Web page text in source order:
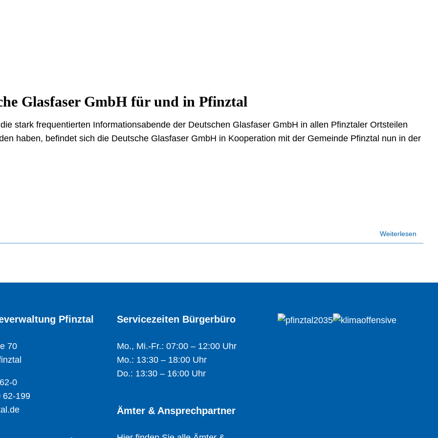
Glasfaser GmbH für und in Pfinztal
stark frequentierten Informationsabende der Deutschen Glasfaser GmbH in allen Pfinztaler Ortsteilen
haben, befindet sich die Deutsche Glasfaser GmbH in Kooperation mit der Gemeinde Pfinztal nun in der
Weiterlesen
Pfinztal
70
0
62-199
Servicezeiten Bürgerbüro
Mo., Mi.-Fr.: 07:00 – 12:00 Uhr
Mo.: 13:30 – 18:00 Uhr
Do.: 13:30 – 16:00 Uhr
Ämter & Ansprechpartner